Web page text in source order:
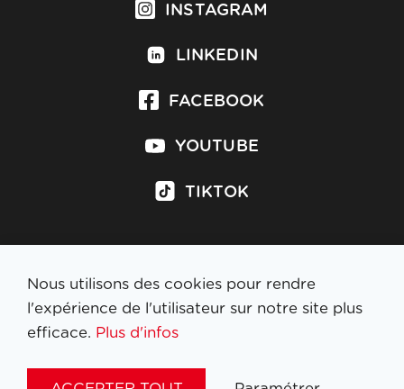
INSTAGRAM
LINKEDIN
FACEBOOK
YOUTUBE
TIKTOK
S'inscrire à la newsletter
Nous utilisons des cookies pour rendre
l'expérience de l'utilisateur sur notre site plus
efficace. Plus d'infos